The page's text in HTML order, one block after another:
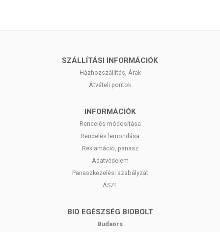
SZÁLLÍTÁSI INFORMÁCIÓK
Házhozszállítás, Árak
Átvételi pontok
INFORMÁCIÓK
Rendelés módosítása
Rendelés lemondása
Reklamáció, panasz
Adatvédelem
Panaszkezelési szabályzat
ÁSZF
BIO EGÉSZSÉG BIOBOLT
Budaörs